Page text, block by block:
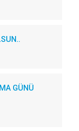
GÜNÜ